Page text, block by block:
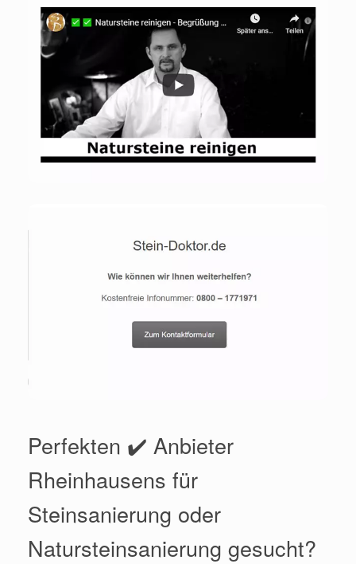
Perfekten ✔️ Anbieter
Rheinhausens für
Steinsanierung oder
Natursteinsanierung gesucht?